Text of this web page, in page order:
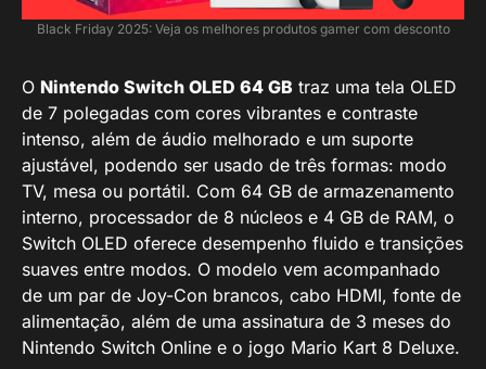
Black Friday 2025: Veja os melhores produtos gamer com desconto
O Nintendo Switch OLED 64 GB traz uma tela OLED
de 7 polegadas com cores vibrantes e contraste
intenso, além de áudio melhorado e um suporte
ajustável, podendo ser usado de três formas: modo
TV, mesa ou portátil. Com 64 GB de armazenamento
interno, processador de 8 núcleos e 4 GB de RAM, o
Switch OLED oferece desempenho fluido e transições
suaves entre modos. O modelo vem acompanhado
de um par de Joy-Con brancos, cabo HDMI, fonte de
alimentação, além de uma assinatura de 3 meses do
Nintendo Switch Online e o jogo Mario Kart 8 Deluxe.